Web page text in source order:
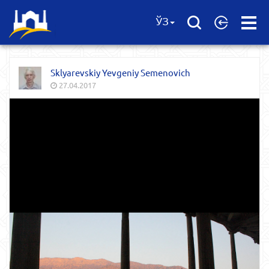
Open
ЎЗ
Sklyarevskiy Yevgeniy Semenovich
27.04.2017